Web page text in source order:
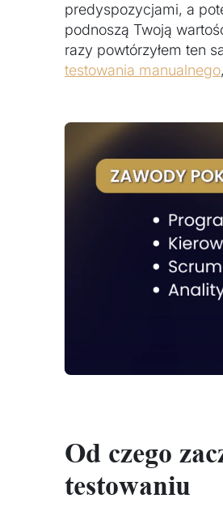
predyspozycjami, a
podnoszą Twoją
razy powtórzyłem ten
testowania manualnego
Od czego
testowaniu